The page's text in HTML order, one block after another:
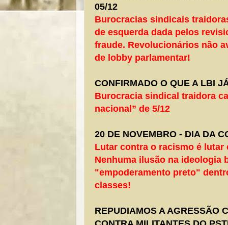
05/12
Burocracias sindicais
de esquerda dada pelos
fraude. Revolucionários não
de lobby parlamentar!
CONFIRMADO O QUE A LBI
Burocracia sindical traidora
nacional” de 5/12
20 DE NOVEMBRO - DIA DA
Lutar contra o racismo é
Nenhuma ilusão na ideologia
"empoderamento preto"
classes!
REPUDIAMOS A AGRESSÃO